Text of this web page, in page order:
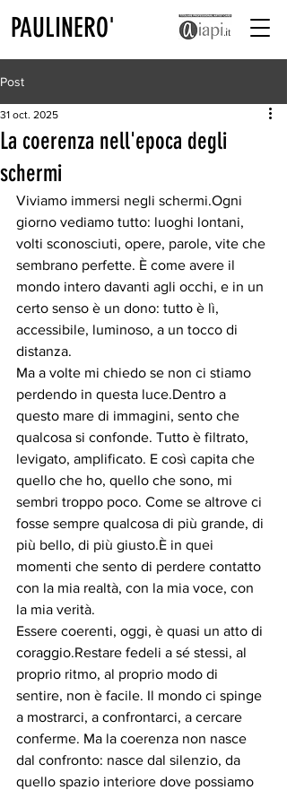
PAULINERO'
Post
La coerenza nell'epoca degli
schermi
31 oct. 2025
Viviamo immersi negli schermi.Ogni
giorno vediamo tutto: luoghi lontani,
volti sconosciuti, opere, parole, vite che
sembrano perfette. È come avere il
mondo intero davanti agli occhi, e in un
certo senso è un dono: tutto è lì,
accessibile, luminoso, a un tocco di
distanza.
Ma a volte mi chiedo se non ci stiamo
perdendo in questa luce.Dentro a
questo mare di immagini, sento che
qualcosa si confonde. Tutto è filtrato,
levigato, amplificato. E così capita che
quello che ho, quello che sono, mi
sembri troppo poco. Come se altrove ci
fosse sempre qualcosa di più grande, di
più bello, di più giusto.È in quei
momenti che sento di perdere contatto
con la mia realtà, con la mia voce, con
la mia verità.
Essere coerenti, oggi, è quasi un atto di
coraggio.Restare fedeli a sé stessi, al
proprio ritmo, al proprio modo di
sentire, non è facile. Il mondo ci spinge
a mostrarci, a confrontarci, a cercare
conferme. Ma la coerenza non nasce
dal confronto: nasce dal silenzio, da
quello spazio interiore dove possiamo